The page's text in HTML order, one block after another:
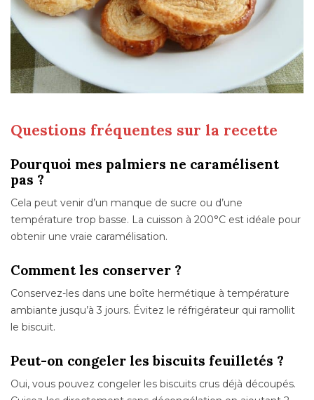
Questions fréquentes sur la recette
Pourquoi mes palmiers ne caramélisent
pas ?
Cela peut venir d’un manque de sucre ou d’une
température trop basse. La cuisson à 200°C est idéale pour
obtenir une vraie caramélisation.
Comment les conserver ?
Conservez-les dans une boîte hermétique à température
ambiante jusqu’à 3 jours. Évitez le réfrigérateur qui ramollit
le biscuit.
Peut-on congeler les biscuits feuilletés ?
Oui, vous pouvez congeler les biscuits crus déjà découpés.